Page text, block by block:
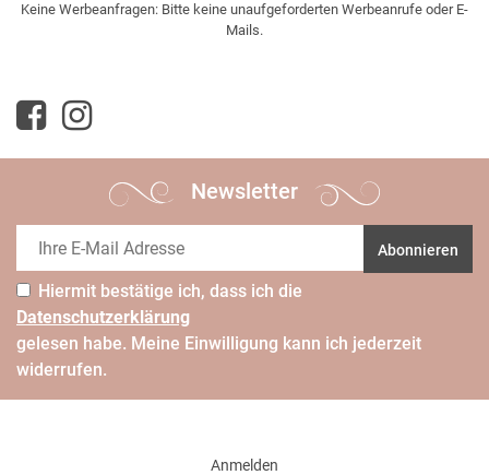
Keine Werbeanfragen: Bitte keine unaufgeforderten Werbeanrufe oder E-
Mails.
Newsletter
Abonnieren
Hiermit bestätige ich, dass ich die
Daten­schutz­erklärung
gelesen habe. Meine Einwilligung kann ich jederzeit
widerrufen.
Anmelden